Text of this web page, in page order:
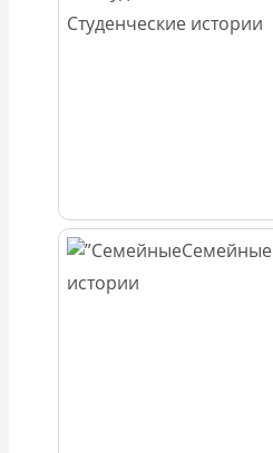
Студенческие истории
Семейные
истории